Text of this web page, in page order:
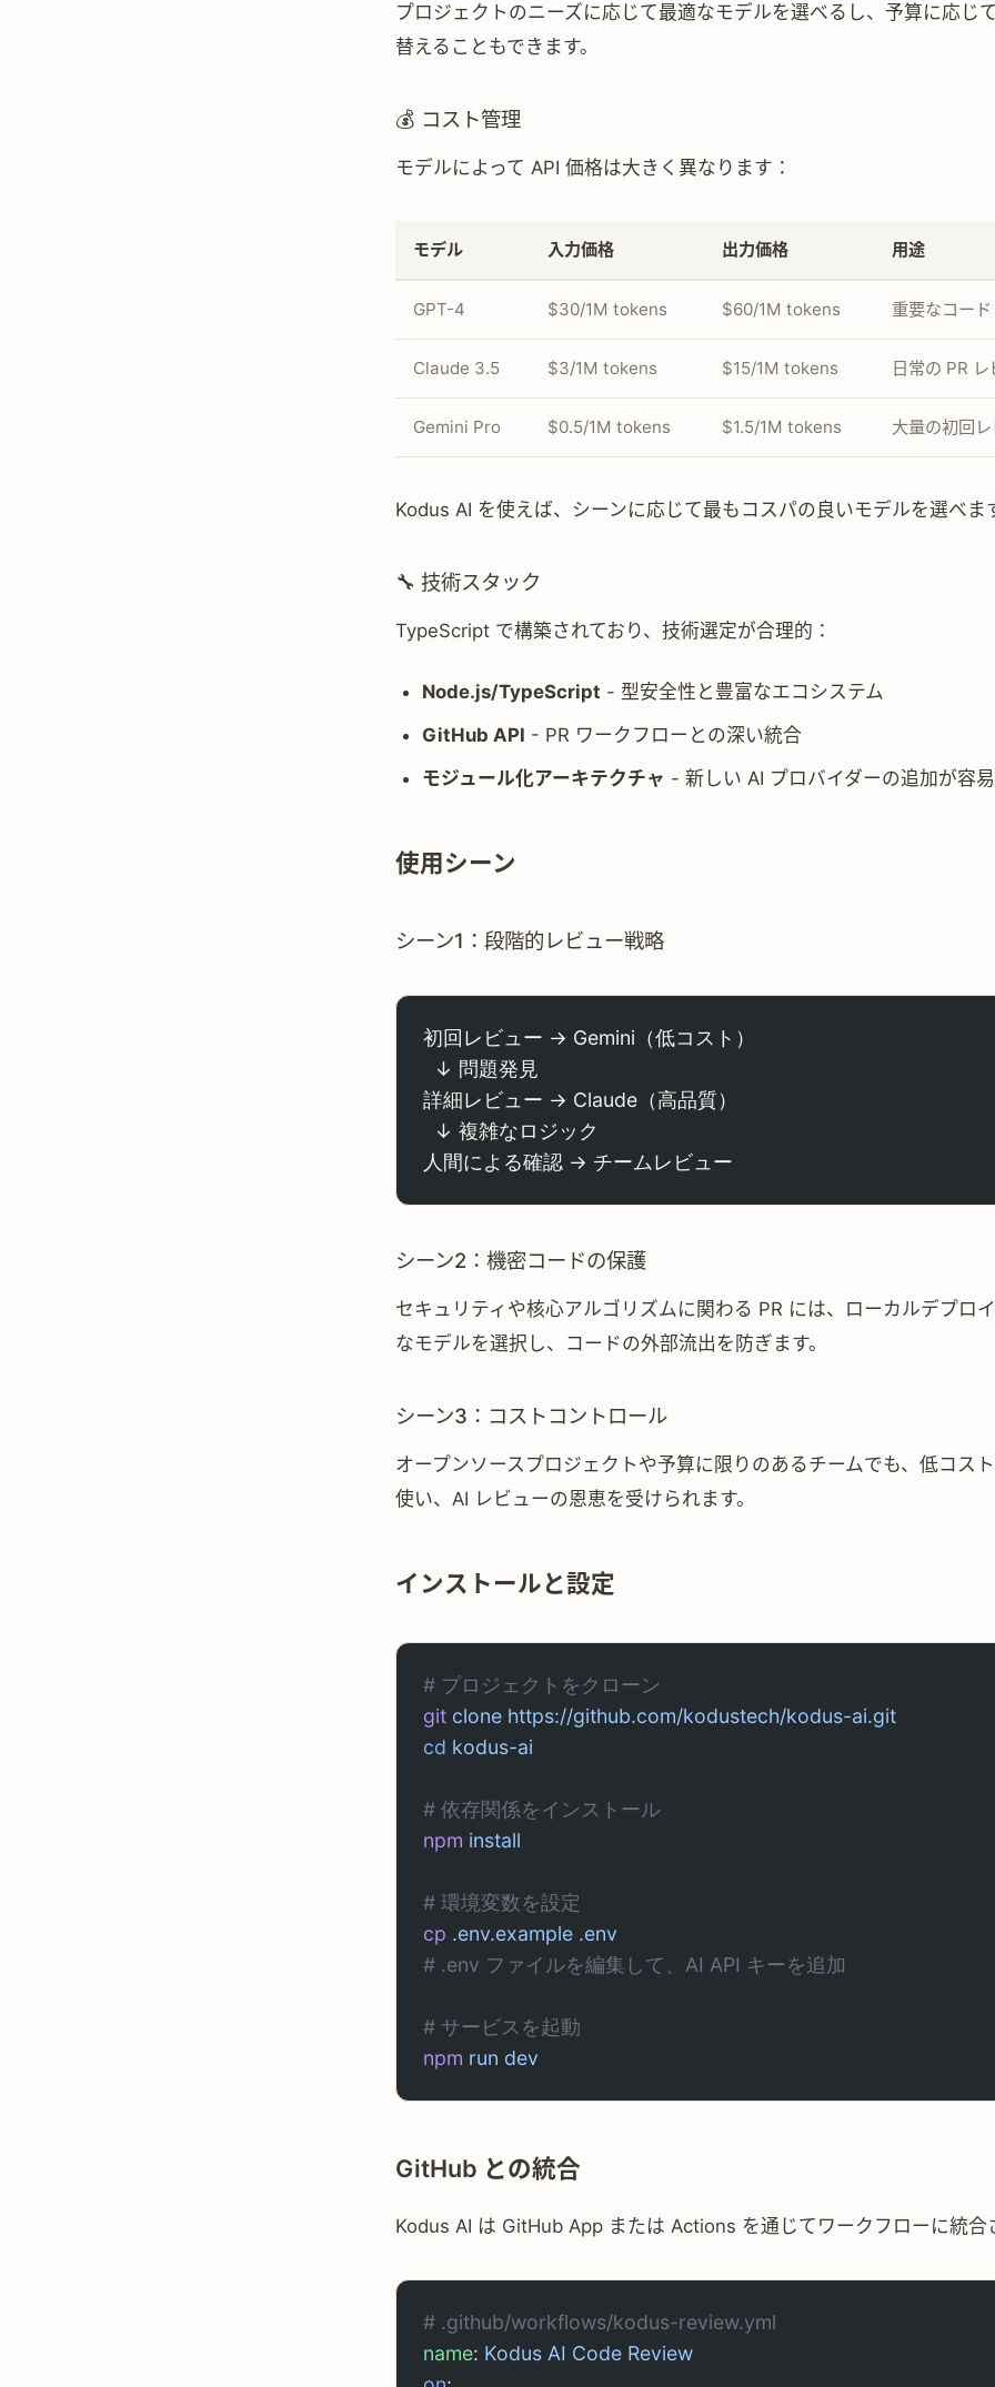
プロジェクトのニーズに応じて最適なモデルを選べるし、予算に応じ
替えることもできます。
💰 コスト管理
モデルによって API 価格は大きく異なります：
モデル 入力価格 出力価格 用途
GPT-4 $30/1M tokens $60/1M tokens 重要なコー
Claude 3.5 $3/1M tokens $15/1M tokens 日常の PR レ
Gemini Pro $0.5/1M tokens $1.5/1M tokens 大量の初回
Kodus AI を使えば、シーンに応じて最もコスパの良いモデルを選べま
🔧 技術スタック
TypeScript で構築されており、技術選定が合理的：
Node.js/TypeScript - 型安全性と豊富なエコシステム
GitHub API - PR ワークフローとの深い統合
モジュール化アーキテクチャ - 新しい AI プロバイダーの追加が容易
使用シーン
シーン1：段階的レビュー戦略
初回レビュー → Gemini（低コスト）
  ↓ 問題発見
詳細レビュー → Claude（高品質）
  ↓ 複雑なロジック
人間による確認 → チームレビュー
シーン2：機密コードの保護
セキュリティや核心アルゴリズムに関わる PR には、ローカルデプロ
なモデルを選択し、コードの外部流出を防ぎます。
シーン3：コストコントロール
オープンソースプロジェクトや予算に限りのあるチームでも、低コス
使い、AI レビューの恩恵を受けられます。
インストールと設定
# プロジェクトをクローン
git clone https://github.com/kodustech/kodus-ai.git
cd kodus-ai
# 依存関係をインストール
npm install
# 環境変数を設定
cp .env.example .env
# .env ファイルを編集して、AI API キーを追加
# サービスを起動
npm run dev
GitHub との統合
Kodus AI は GitHub App または Actions を通じてワークフローに統合
# .github/workflows/kodus-review.yml
name: Kodus AI Code Review